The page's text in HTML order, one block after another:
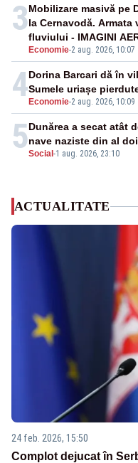
3
Economie-2 aug. 2026, 10:07
Mobilizare masivă pe
la Cernavodă.
fluviului - IMAGINI
4 Economie-2 aug. 2026, 10:09
Dorina Barcari dă în
Sumele uriașe
5Social -1 aug. 2026, 23:10
Dunărea a secat atât
nave naziste din al
ACTUALITATE
24 feb. 2026, 15:50
Complot dejucat în